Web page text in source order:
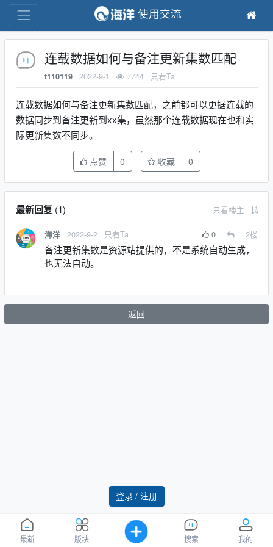
最新 版块 搜索 我的
登录 / 注册
使用交流
连载数据如何与备注更新集数匹配
t110119 2022-9-1 7744 只看Ta
连载数据如何与备注更新集数匹配，之前都可以更据连载的
数据同步到备注更新到xx集，虽然那个连载数据现在也和实
际更新集数不同步。
点赞 0 收藏 0
最新回复(1) 只看楼主
海洋 2022-9-2 只看Ta 0 2楼
备注更新集数是资源站提供的，不是系统自动生成，
也无法自动。
返回